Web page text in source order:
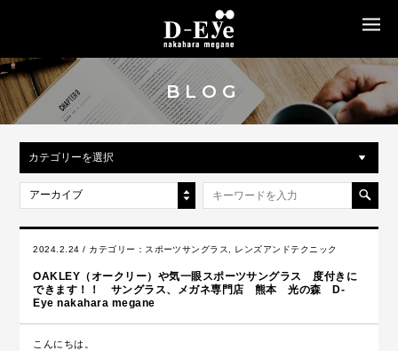
BLOG
カテゴリーを選択
アーカイブ
2024.2.24 / カテゴリー： スポーツサングラス レンズアンドテクニック
OAKLEY（オークリー）や気一眼スポーツサングラス 度付きに
できます！！ サングラス、メガネ専門店 熊本 光の森 D-
Eye nakahara megane
こんにちは。